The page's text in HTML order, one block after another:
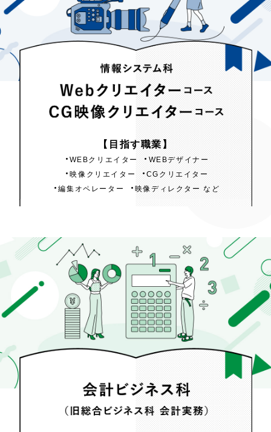
Webクリエイターコース
CG映像クリエイターコース
【目指す職業】
WEBクリエイター
WEBデザイナー
映像クリエイター
CGクリエイター
編集オペレーター
映像ディレクター など